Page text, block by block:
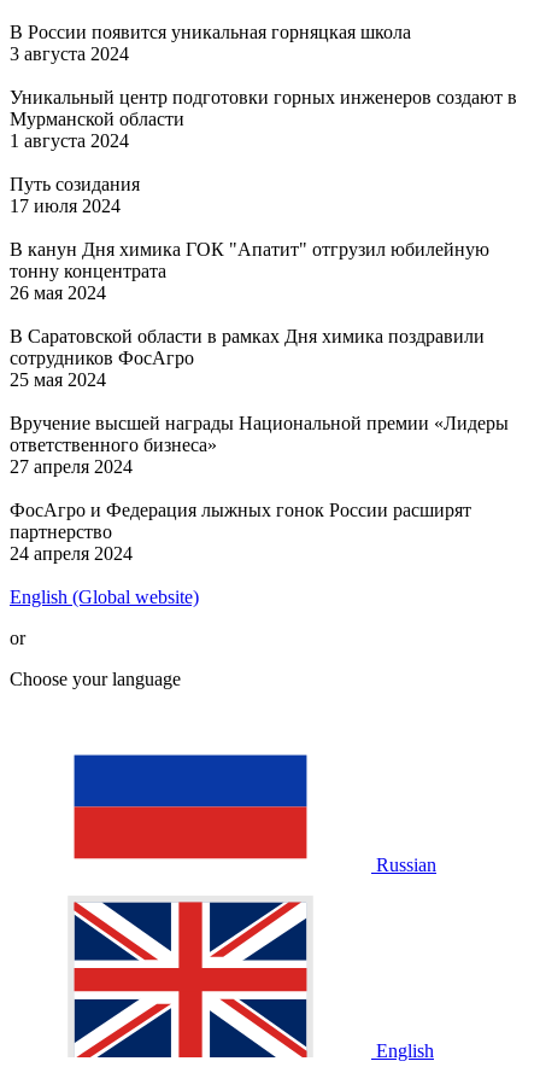
В России появится уникальная горняцкая школа
3 августа 2024
Уникальный центр подготовки горных инженеров создают в
Мурманской области
1 августа 2024
Путь созидания
17 июля 2024
В канун Дня химика ГОК "Апатит" отгрузил юбилейную
тонну концентрата
26 мая 2024
В Саратовской области в рамках Дня химика поздравили
сотрудников ФосАгро
25 мая 2024
Вручение высшей награды Национальной премии «Лидеры
ответственного бизнеса»
27 апреля 2024
ФосАгро и Федерация лыжных гонок России расширят
партнерство
24 апреля 2024
English (Global website)
or
Choose your language
Russian
English